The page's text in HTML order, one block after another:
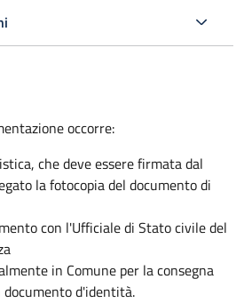
occorre:
che deve essere firmata dal
la fotocopia del documento di
con l'Ufficiale di Stato civile del
in Comune per la consegna
d'identità.